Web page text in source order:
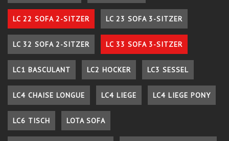
LC 22 SOFA 2-SITZER LC 23 SOFA 3-SITZER
LC 32 SOFA 2-SITZER LC 33 SOFA 3-SITZER
LC1 BASCULANT LC2 HOCKER LC3 SESSEL
LC4 CHAISE LONGUE LC4 LIEGE LC4 LIEGE PONY
LC6 TISCH LOTA SOFA